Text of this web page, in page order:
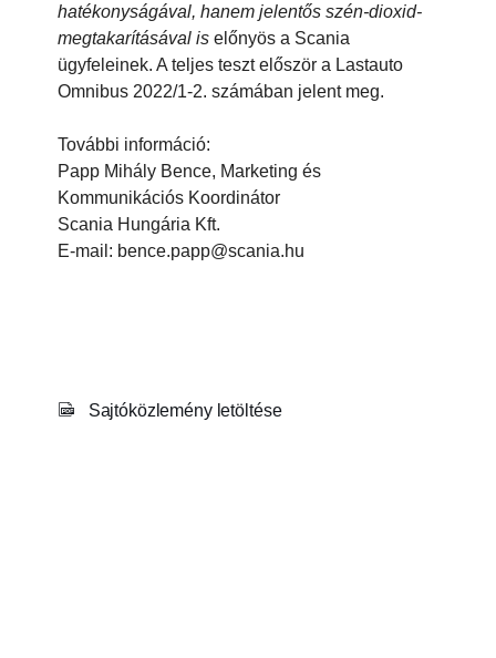
hatékonyságával, hanem jelentős szén-dioxid-
megtakarításával is előnyös a Scania
ügyfeleinek. A teljes teszt először a Lastauto
Omnibus 2022/1-2. számában jelent meg.
További információ:
Papp Mihály Bence, Marketing és
Kommunikációs Koordinátor
Scania Hungária Kft.
E-mail: bence.papp@scania.hu
Sajtóközlemény letöltése